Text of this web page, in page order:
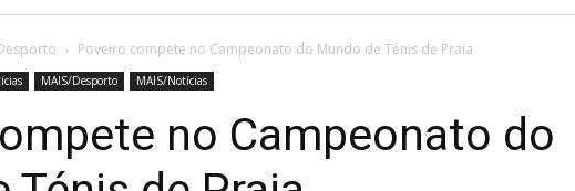
Poveiro compete no Campeonato do Mundo de Ténis de Praia
MAIS/Desporto MAIS/Notícias
no Campeonato do